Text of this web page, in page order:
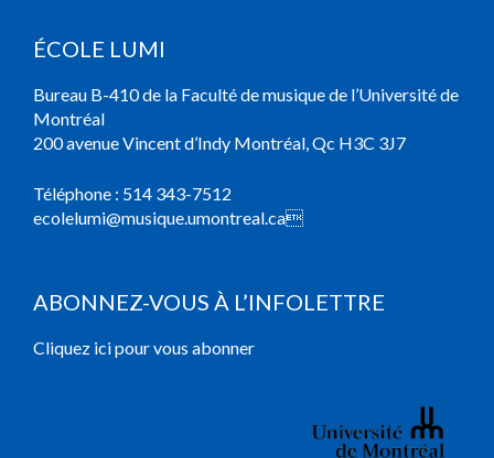
ÉCOLE LUMI
Bureau B-410 de la Faculté de musique de l’Université de
Montréal
200 avenue Vincent d’Indy Montréal, Qc H3C 3J7
Téléphone : 514 343-7512
ecolelumi@musique.umontreal.ca
ABONNEZ-VOUS À L’INFOLETTRE
Cliquez ici pour vous abonner